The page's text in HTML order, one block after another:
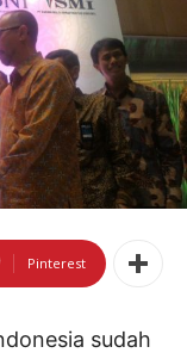
Pinterest
sudah